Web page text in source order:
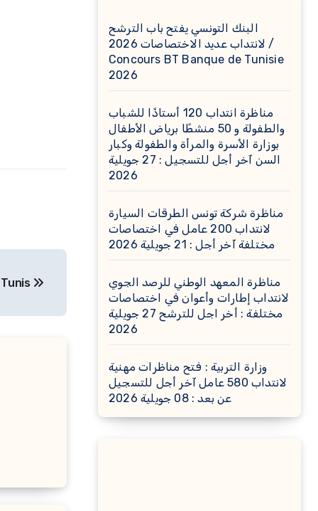
البنك التونسي يفتح باب الترشح
لانتداب عديد الاختصاصات 2026 /
Concours BT Banque de Tunisie
2026
مناظرة انتداب 120 أستاذًا للشباب
والطفولة و 50 منشطًا برياض الأطفال
بوزارة الأسرة والمرأة والطفولة وكبار
السن آخر أجل للتسجيل : 27 جويلية
2026
مناظرة شركة تونس الطرقات السيارة
لانتداب 200 عامل في اختصاصات
مختلفة آخر أجل : 21 جويلية 2026
مناظرة المعهد الوطني للرصد الجوي
لانتداب إطارات وأعوان في اختصاصات
مختلفة : أخر اجل للترشح 27 جويلية
2026
وزارة التربية : فتح مناظرات مهنية
لانتداب 580 عامل آخر أجل للتسجيل
عن بعد : 08 جويلية 2026